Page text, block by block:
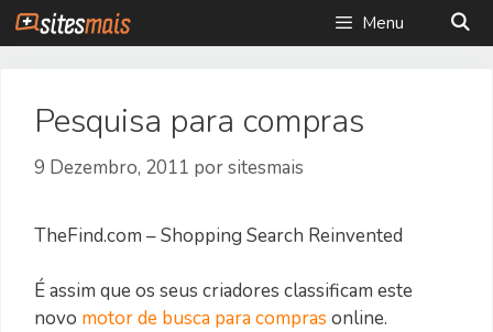
Saltar
para
Menu
Pesquisa para compras
9 Dezembro, 2011 porsitesmais
TheFind.com – Shopping Search Reinvented
É assim que os seus criadores classificam este
novo motor de busca para compras online.